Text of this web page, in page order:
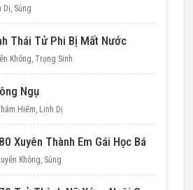
Dị, Sủng
Thái Tử Phi Bị Mất Nước
Không, Trọng Sinh
Ngụ
Hiểm, Linh Dị
Xuyên Thành Em Gái Học Bá
Không, Sủng